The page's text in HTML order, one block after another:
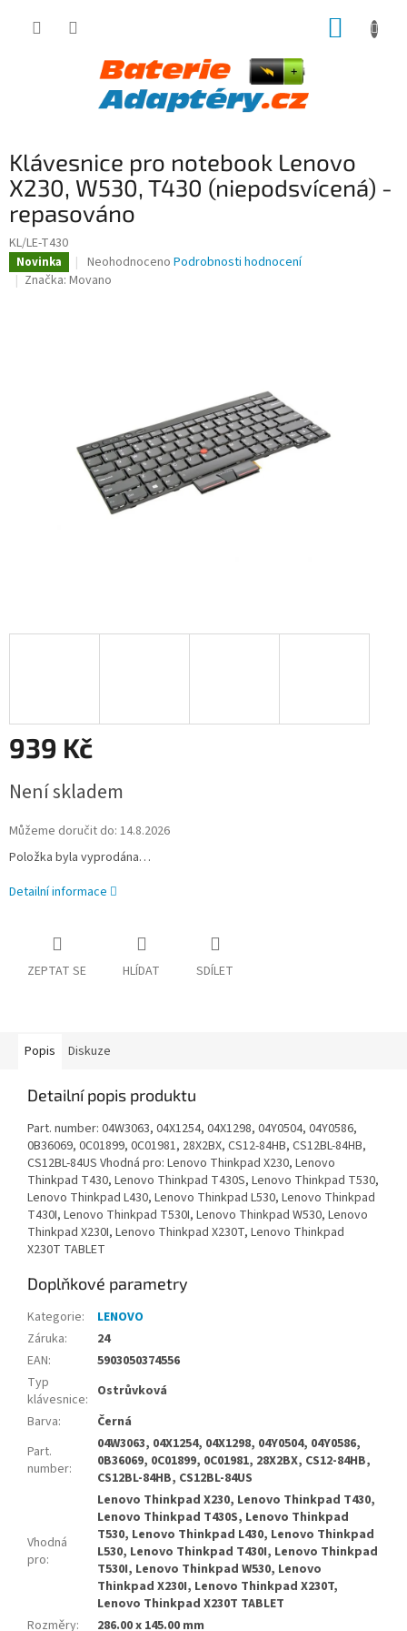
Klávesnice pro notebook Lenovo
X230, W530, T430 (niepodsvícená) -
repasováno
KL/LE-T430
Novinka
Průměrné
hodnocení
Neohodnoceno Podrobnosti hodnocení
Značka: Movano
939 Kč
cena:
Není skladem
Můžeme doručit do: 14.8.2026
Položka byla vyprodána…
Detailní informace
ZEPTAT SE HLÍDAT SDÍLET
Popis Diskuze
Detailní popis produktu
Part. number: 04W3063, 04X1254, 04X1298, 04Y0504, 04Y0586,
0B36069, 0C01899, 0C01981, 28X2BX, CS12-84HB, CS12BL-84HB,
CS12BL-84US Vhodná pro: Lenovo Thinkpad X230, Lenovo
Thinkpad T430, Lenovo Thinkpad T430S, Lenovo Thinkpad T530,
Lenovo Thinkpad L430, Lenovo Thinkpad L530, Lenovo Thinkpad
T430I, Lenovo Thinkpad T530I, Lenovo Thinkpad W530, Lenovo
Thinkpad X230I, Lenovo Thinkpad X230T, Lenovo Thinkpad
X230T TABLET
Doplňkové parametry
Kategorie:
LENOVO
Záruka:
24
EAN:
5903050374556
Typ
klávesnice: Ostrůvková
Barva:
Černá
Part.
number:
04W3063, 04X1254, 04X1298, 04Y0504, 04Y0586,
0B36069, 0C01899, 0C01981, 28X2BX, CS12-84HB,
CS12BL-84HB, CS12BL-84US
Vhodná
pro:
Lenovo Thinkpad X230, Lenovo Thinkpad T430,
Lenovo Thinkpad T430S, Lenovo Thinkpad
T530, Lenovo Thinkpad L430, Lenovo Thinkpad
L530, Lenovo Thinkpad T430I, Lenovo Thinkpad
T530I, Lenovo Thinkpad W530, Lenovo
Thinkpad X230I, Lenovo Thinkpad X230T,
Lenovo Thinkpad X230T TABLET
Rozměry: 286.00 x 145.00 mm